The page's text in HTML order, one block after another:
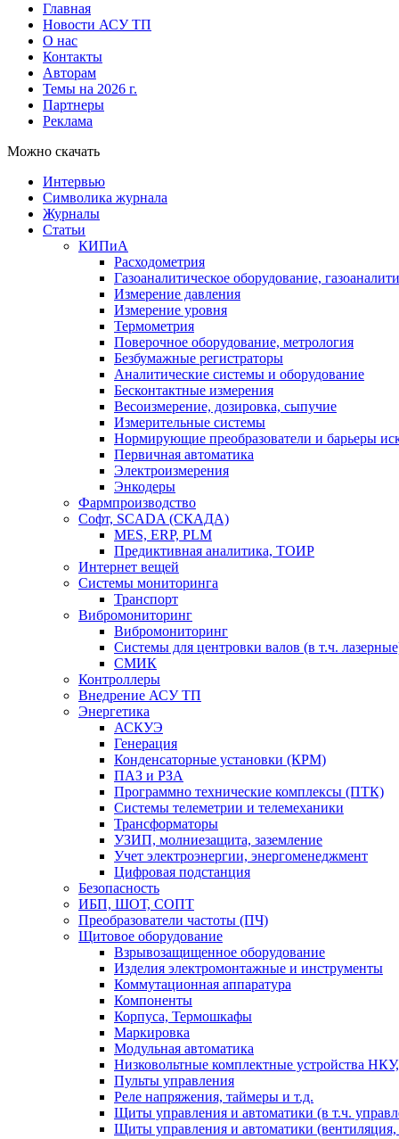
Главная
Новости АСУ ТП
О нас
Контакты
Авторам
Темы на 2026 г.
Партнеры
Реклама
Можно скачать
Интервью
Символика журнала
Журналы
Статьи
КИПиА
Расходометрия
Газоаналитическое оборудование,
Измерение давления
Измерение уровня
Термометрия
Поверочное оборудование, метрология
Безбумажные регистраторы
Аналитические системы и оборудование
Бесконтактные измерения
Весоизмерение, дозировка, сыпучие
Измерительные системы
Нормирующие преобразователи и барьеры
Первичная автоматика
Электроизмерения
Энкодеры
Фармпроизводство
Софт, SCADA (СКАДА)
MES, ERP, PLM
Предиктивная аналитика, ТОИР
Интернет вещей
Системы мониторинга
Транспорт
Вибромониторинг
Вибромониторинг
Системы для центровки валов (в т.ч.
СМИК
Контроллеры
Внедрение АСУ ТП
Энергетика
АСКУЭ
Генерация
Конденсаторные установки (КРМ)
ПАЗ и РЗА
Программно технические комплексы (ПТК)
Системы телеметрии и телемеханики
Трансформаторы
УЗИП, молниезащита, заземление
Учет электроэнергии, энергоменеджмент
Цифровая подстанция
Безопасность
ИБП, ШОТ, СОПТ
Преобразователи частоты (ПЧ)
Щитовое оборудование
Взрывозащищенное оборудование
Изделия электромонтажные и инструменты
Коммутационная аппаратура
Компоненты
Корпуса, Термошкафы
Маркировка
Модульная автоматика
Низковольтные комплектные устройства
Пульты управления
Реле напряжения, таймеры и т.д.
Щиты управления и автоматики (в т.ч.
Щиты управления и автоматики (вентиляция,